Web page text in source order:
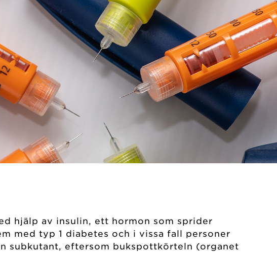
hjälp av insulin, ett hormon som sprider
med typ 1 diabetes och i vissa fall personer
subkutant, eftersom bukspottkörteln (organet